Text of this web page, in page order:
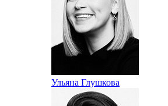
Ульяна Глушкова